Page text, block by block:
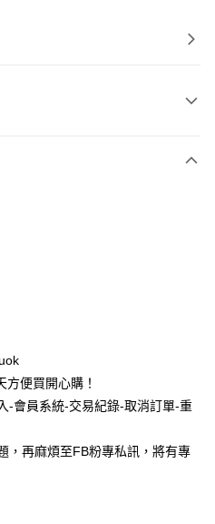
運費
便買開心購！
-會員系統-交易紀錄-取消訂單-重
，再麻煩至FB粉專私訊，將有專